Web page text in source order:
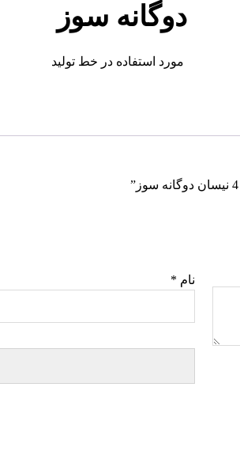
دوگانه سوز
مورد استفاده در خط تولید
نام *